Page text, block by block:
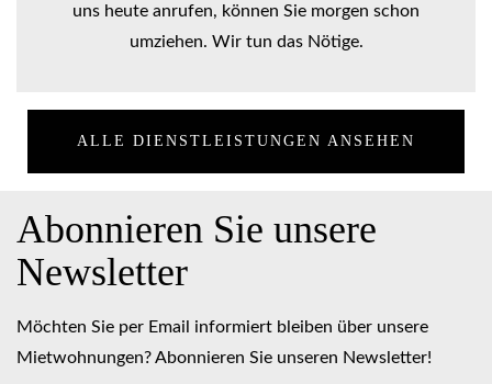
uns heute anrufen, können Sie morgen schon
umziehen. Wir tun das Nötige.
ALLE DIENSTLEISTUNGEN ANSEHEN
Abonnieren Sie unsere
Newsletter
Möchten Sie per Email informiert bleiben über unsere
Mietwohnungen? Abonnieren Sie unseren Newsletter!